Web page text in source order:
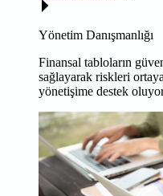
Yönetim Danışmanlığı
Finansal tabloların
sağlayarak riskleri
yönetişime destek